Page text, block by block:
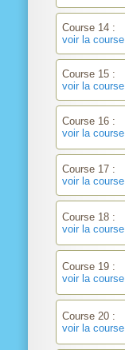
Course 14 :
voir la course
Course 15 :
voir la course
Course 16 :
voir la course
Course 17 :
voir la course
Course 18 :
voir la course
Course 19 :
voir la course
Course 20 :
voir la course